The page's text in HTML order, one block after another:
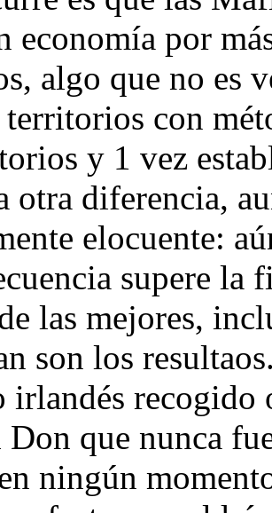
economía por
algo que no es
con
y 1 vez
otra diferencia,
elocuente:
supere la
las mejores,
son los
irlandés recogido
que nunca
ningún